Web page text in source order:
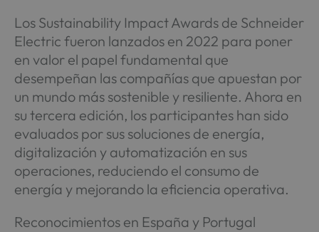
Los Sustainability Impact Awards de Schneider
Electric fueron lanzados en 2022 para poner
en valor el papel fundamental que
desempeñan las compañías que apuestan por
un mundo más sostenible y resiliente. Ahora en
su tercera edición, los participantes han sido
evaluados por sus soluciones de energía,
digitalización y automatización en sus
operaciones, reduciendo el consumo de
energía y mejorando la eficiencia operativa.
Reconocimientos en España y Portugal